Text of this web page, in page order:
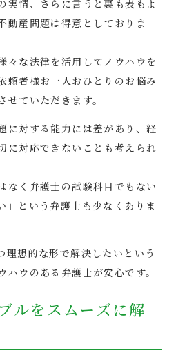
実情、さらに言うと裏も表もよ
動産問題は得意としておりま
々な法律を活用してノウハウを
頼者様お一人おひとりのお悩み
せていただきます。
に対する能力には差があり、経
に対応できないことも考えられ
なく弁護士の試験科目でもない
」という弁護士も少なくありま
理想的な形で解決したいという
ハウのある弁護士が安心です。
ルをスムーズに解